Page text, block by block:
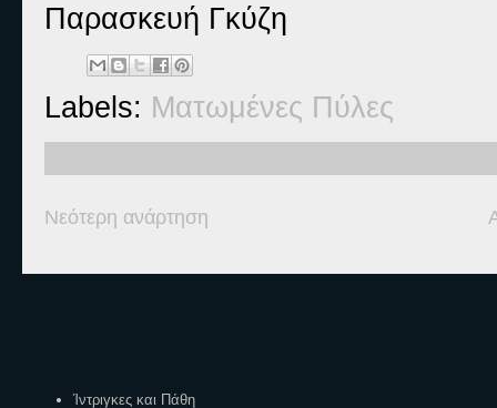
Παρασκευή Γκύζη
Labels: Ματωμένες Πύλες
Νεότερη ανάρτηση
Ίντριγκες και Πάθη